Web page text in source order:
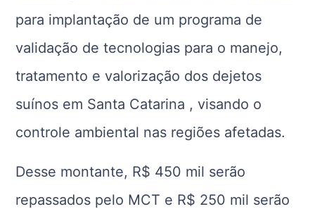
para implantação de um programa de
validação de tecnologias para o manejo,
tratamento e valorização dos dejetos
suínos em Santa Catarina , visando o
controle ambiental nas regiões afetadas.
Desse montante, R$ 450 mil serão
repassados pelo MCT e R$ 250 mil serão